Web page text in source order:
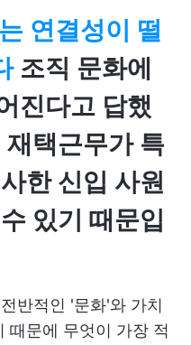
연결성이 떨
조직 문화에
진다고 답했
택근무가 특
한 신입 사원
있기 때문입
반적인 '문화'와 가치
때문에 무엇이 가장 적